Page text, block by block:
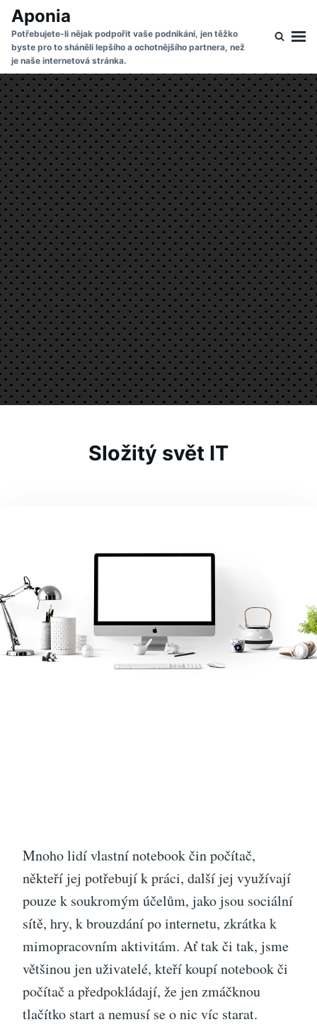
Skip
content
Search
for:
Aponia
Potřebujete-li nějak podpořit vaše podnikání, jen těžko
byste pro to sháněli lepšího a ochotnějšího partnera, než
je naše internetová stránka.
Složitý svět IT
Mnoho lidí vlastní notebook čin počítač,
někteří jej potřebují k práci, další jej využívají
pouze k soukromým účelům, jako jsou sociální
sítě, hry, k brouzdání po internetu, zkrátka k
mimopracovním aktivitám. Ať tak či tak, jsme
většinou jen uživatelé, kteří koupí notebook či
počítač a předpokládají, že jen zmáčknou
tlačítko start a nemusí se o nic víc starat.